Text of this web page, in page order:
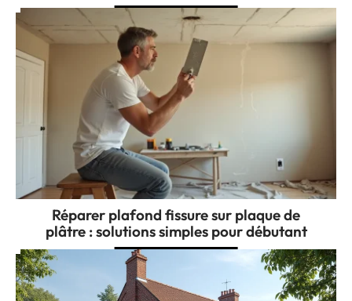
Réparer plafond fissure sur plaque de
plâtre : solutions simples pour débutant